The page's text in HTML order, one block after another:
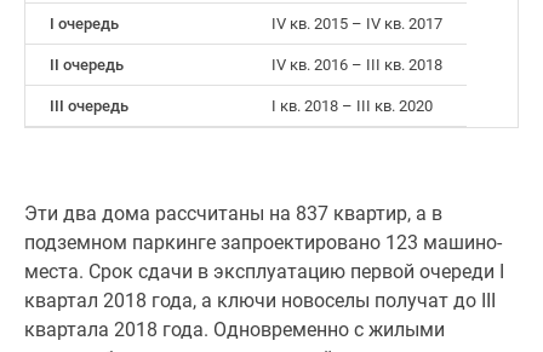
Контакты
Реклама
места
Апартаменты
#траншевая
ипотека
#рассрочка
I очередь IV кв. 2015 – IV кв. 2017
II очередь IV кв. 2016 – III кв. 2018
III очередь I кв. 2018 – III кв. 2020
Эти два дома рассчитаны на 837 квартир, а в
подземном паркинге запроектировано 123 машино-
места. Срок сдачи в эксплуатацию первой очереди I
квартал 2018 года, а ключи новоселы получат до III
квартала 2018 года. Одновременно с жилыми